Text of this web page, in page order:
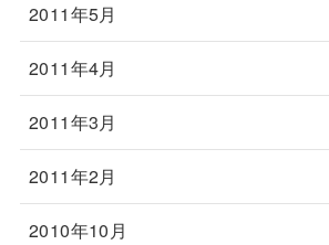
2011年5月
2011年4月
2011年3月
2011年2月
2010年10月